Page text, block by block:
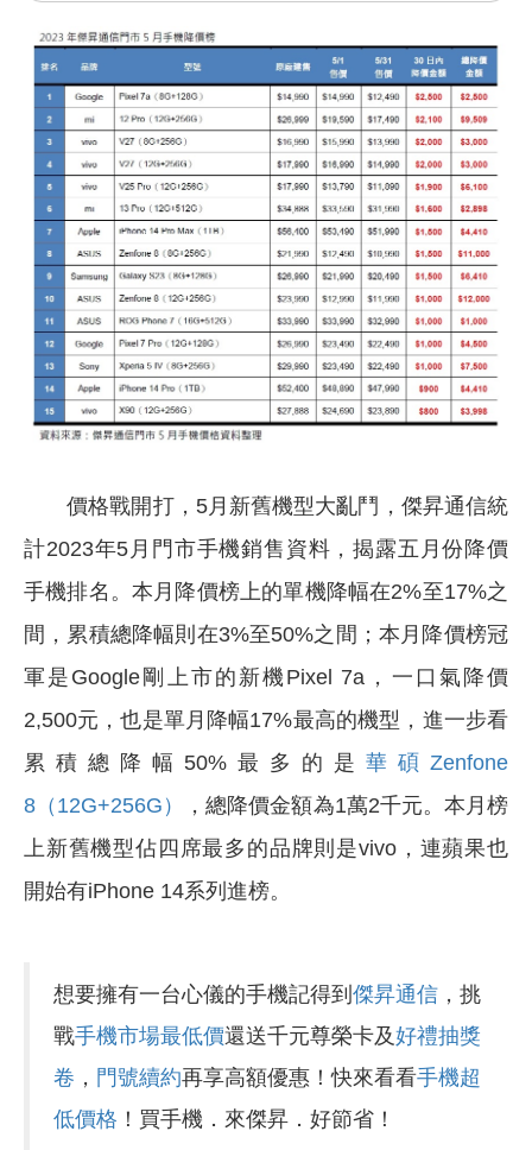
價格戰開打，5月新舊機型大亂鬥，傑昇通信統
計2023年5月門市手機銷售資料，揭露五月份降價
手機排名。本月降價榜上的單機降幅在2%至17%之
間，累積總降幅則在3%至50%之間；本月降價榜冠
軍是Google剛上市的新機Pixel 7a，一口氣降價
2,500元，也是單月降幅17%最高的機型，進一步看
累積總降幅50%最多的是 華碩Zenfone
8（12G+256G）
，總降價金額為1萬2千元。本月榜
上新舊機型佔四席最多的品牌則是vivo，連蘋果也
開始有iPhone 14系列進榜。
想要擁有一台心儀的手機記得到傑昇通信 ，挑
戰手機市場最低價還送千元尊榮卡及好禮抽獎
卷 ， 門號續約再享高額優惠！快來看看手機超
低價格 ！買手機．來傑昇．好節省！